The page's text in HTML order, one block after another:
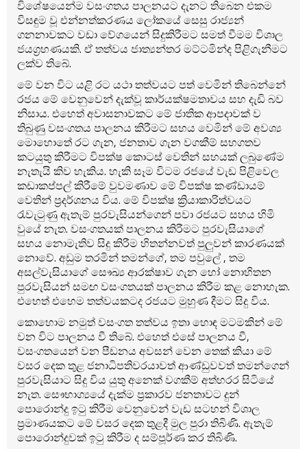
විශේෂයෙන්ම වසංගතය පාලනයට දැනට තිබෙන එකම
විසඳුම වූ එන්නත්කරණය ලෝකයේ සෙසු රාජ්‍යන්
ගනනාවකට වඩා වේගයෙන් සිදුකිරීමට සමත් වීමම විශාල
ජයග්‍රහණයකි. ඒ තත්වය ජාත්‍යන්තර මට්ටමින්ද පිළිගැනීමට
ලක්ව තිබේ.
මේ වන විට යළි රට යථා තත්වයට පත් වෙමින් තිබෙන්නේ
රජය මේ වෙනුවෙන් දැක්වූ කාර්යක්ෂමතාවය සහ දැඩි බව
නිසාය. එහෙත් අවාසනාවකට මේ ජාතික ආපදාවක් ව
තිබුණු වසංගතය පාලනය කිරීමට සහය වෙමින් මේ අවශ්‍ය
මොහොතේ රට ගැන, ජනතාව ගැන වගකීම් සහගතව
කටයුතු කිරීමට විපක්ෂ කොටස් වෙතින් සහයක් ලබුණේම
නැතැයි කිව හැකිය. හැකි සෑම විටම රජයේ වැඩ පිළිවෙල
කඩාකප්පල් කිරීමේ වුවමණාව මේ විපක්ෂ කණ්ඩායම්
වෙතින් ප්‍රදර්ශනය විය. මේ විපක්ෂ ක්‍රියාකාරිත්වයට
රැවැ‍ටුණු ඇතැම් පුරවැසියන්ගෙන් පවා රජයට සහය හිමි
වුයේ නැත. වසංගතයක් පාලනය කිරීමට පුරවැසියාගේ
සහය නොමැතිව සිදු කිරීම හිතන්නවත් පුලුවන් කාරණයක්
නොවේ. අඩුම තරමින් තමන්ගේ, තම පවුලේ , තම
අසල්වැසියාගේ සෞඛ්‍ය ආරක්ෂාව ගැන හෝ නොහිතන
පුරවැසියන් සමඟ වසංගතයක් පාලනය කිරීම කළ නොහැක.
එහෙත් එහෙම තත්වයකටද රජයට මුහුණ දීමට සිදු විය.
කොහොම නමුත් වසංගත තත්වය ඉතා හොඳ මටමකින් මේ
වන විට පාලනය වී තිබේ. එහෙත් එසේ පාලනය වී,
වසංගතයෙන් වන පීඩනය අවසන් වෙන තෙක් කියා මේ
වසර දෙක තුළ ජනාධිපතිවරයාවත් ආණ්ඩුවවත් තමන්ගෙන්
පුරවැසියාට සිදු විය යුතු අනෙක් වගකීම් අත්හරර සිටියේ
නැත. සෞභාග්‍යයේ දැක්ම ප්‍රකාරව ජනතාවට දුන්
පොරොන්දු ඉ‍ටු කිරීම වෙනුවෙන් වැඩ සටහන් විශාල
ප්‍රමාණයකට මේ වසර දෙක තුළදී මුල පුරා තිබිණි. ඇතැම්
පොරොන්දුවක් ඉටු කිරීම ද සම්පූර්ණ කර තිබිණි.